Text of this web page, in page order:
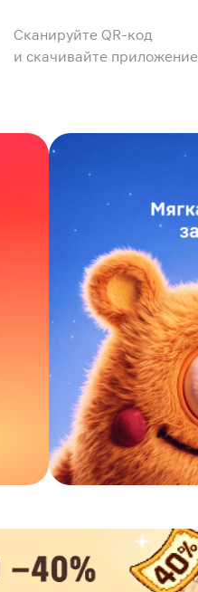
Сканируйте QR-код
и скачивайте приложение